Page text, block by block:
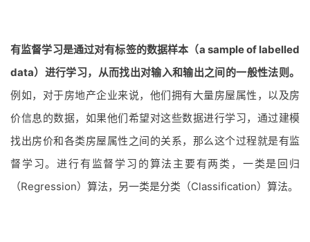
有监督学习是通过对有标签的数据样本（a sample of labelled
data）进行学习，从而找出对输入和输出之间的一般性法则。
例如，对于房地产企业来说，他们拥有大量房屋属性，以及房
价信息的数据，如果他们希望对这些数据进行学习，通过建模
找出房价和各类房屋属性之间的关系，那么这个过程就是有监
督学习。进行有监督学习的算法主要有两类，一类是回归
（Regression）算法，另一类是分类（Classification）算法。